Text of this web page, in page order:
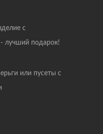
с
лучший подарок!
или пусеты с